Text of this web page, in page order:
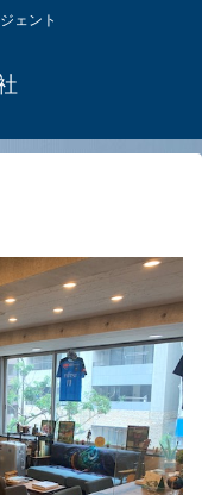
ェント